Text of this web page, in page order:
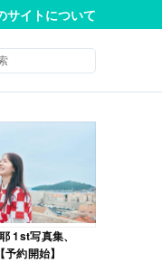
サイトについて
1st写真集、
約開始】